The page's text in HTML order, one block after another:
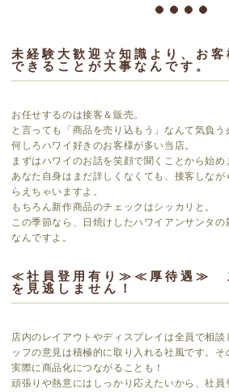
未経験大歓迎☆知識より、お客
できることが大事なんです。
お任せするのは接客＆販売。
と言っても「商品を売り込もう」なんて気負う
何しろハワイ好きのお客様が多い当店。
まずはハワイのお話を笑顔で聞くことから始め
あなた自身はまだ詳しくなくても、接客しなが
らえちゃいますよ。
もちろん新作商品のチェックはシッカリと。
この季節なら、日焼けしたハワイアンサンタ
なんですよ。
≪社員登用有り≫≪厚待遇≫
を見逃しません！
店内のレイアウトやディスプレイは全員で相談
ッフの意見は積極的に取り入れる社風です。
実際に商品化につながることも！
頑張りや熱意にはしっかり応えたいから、社